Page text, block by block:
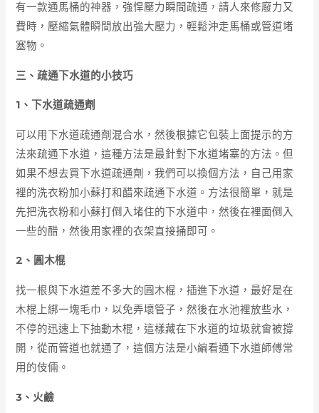
有一款通馬桶的神器，強悍壓力瞬間疏通，請人來修廢力又
費時，壓縮氣體瞬間放出強大壓力，輕鬆沖走馬桶或管道堵
塞物。
三、疏通下水道的小技巧
1、下水道疏通劑
可以用下水道疏通劑混合水，然後根據它包裝上面提示的方
法來疏通下水道，這種方法是最針對下水道堵塞的方法。但
如果不想去買下水道疏通劑，我們可以換個方法，自己用家
裡的洗衣粉加小蘇打和醋來疏通下水道。方法很簡單，就是
先把洗衣粉和小蘇打倒入堵住的下水道中，然後在裡面倒入
一些的醋，然後用家裡的衣架直接捅即可。
2、圓木棍
找一根與下水道差不多大的圓木棍，插進下水道，最好是在
木棍上綁一塊毛巾，以免弄壞管子，然後在水池裡放些水，
不停的迅速上下抽動木棍，這樣藏在下水道的垃圾就會被撐
開，從而管道也就通了，這個方法是小編看通下水道師傅常
用的伎倆。
3、火鹼